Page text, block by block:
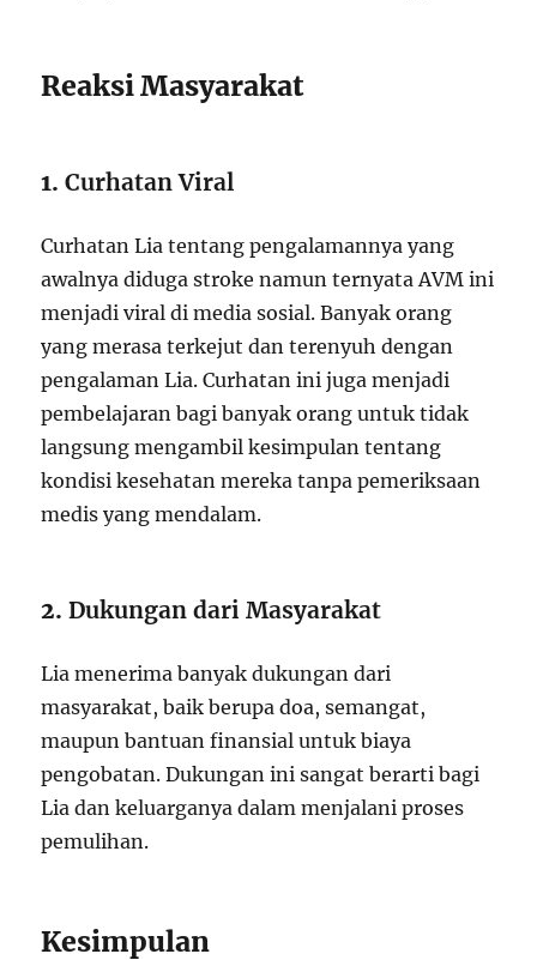
Reaksi Masyarakat
1.Curhatan Viral
Curhatan Lia tentang pengalamannya yang
awalnya diduga stroke namun ternyata AVM ini
menjadi viral di media sosial. Banyak orang
yang merasa terkejut dan terenyuh dengan
pengalaman Lia. Curhatan ini juga menjadi
pembelajaran bagi banyak orang untuk tidak
langsung mengambil kesimpulan tentang
kondisi kesehatan mereka tanpa pemeriksaan
medis yang mendalam.
2.Dukungan dari Masyarakat
Lia menerima banyak dukungan dari
masyarakat, baik berupa doa, semangat,
maupun bantuan finansial untuk biaya
pengobatan. Dukungan ini sangat berarti bagi
Lia dan keluarganya dalam menjalani proses
pemulihan.
Kesimpulan